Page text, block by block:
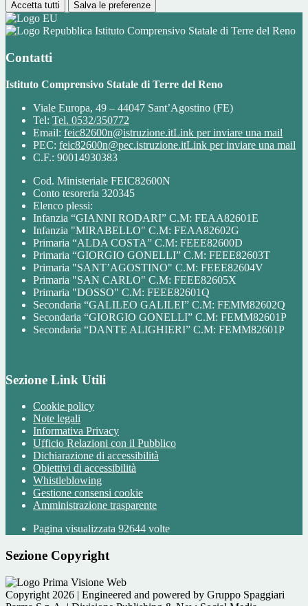
Accetta tutti Salva le preferenze
Istituto Comprensivo Statale di Terre del Reno
Contatti
Istituto Comprensivo Statale di Terre del Reno
Viale Europa, 49 – 44047 Sant’Agostino (FE)
Tel: Tel. 0532/350772
Email: feic82600n@istruzione.itLink per inviare una mail
PEC: feic82600n@pec.istruzione.itLink per inviare una mail
C.F.: 90014930383
Cod. Ministeriale FEIC82600N
Conto tesoreria 320345
Elenco plessi:
Infanzia “GIANNI RODARI” C.M: FEAA82601E
Infanzia "MIRABELLO" C.M: FEAA82602G
Primaria “ALDA COSTA” C.M: FEEE82600D
Primaria “GIORGIO GONELLI” C.M: FEEE82603T
Primaria "SANT’AGOSTINO" C.M: FEEE82604V
Primaria "SAN CARLO" C.M: FEEE82605X
Primaria "DOSSO" C.M: FEEE82601Q
Secondaria “GALILEO GALILEI” C.M: FEMM82602Q
Secondaria “GIORGIO GONELLI” C.M: FEMM82601P
Secondaria “DANTE ALIGHIERI” C.M: FEMM82601P
Sezione Link Utili
Cookie policy
Note legali
Informativa Privacy
Ufficio Relazioni con il Pubblico
Dichiarazione di accessibilità
Obiettivi di accessibilità
Whistleblowing
Gestione consensi cookie
Amministrazione trasparente
Pagina visualizzata 92644 volte
Sezione Copyright
Copyright 2026 | Engineered and powered by Gruppo Spaggiari